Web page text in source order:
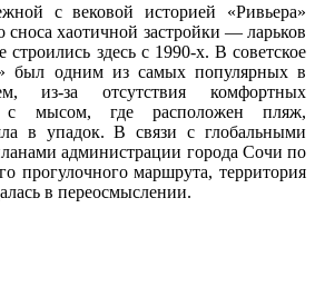
с вековой историей «Ривьера»
сноса хаотичной застройки — ларьков
здесь с 1990-х. В советское
был одним из самых популярных в
из-за отсутствия комфортных
с мысом, где расположен пляж,
в упадок. В связи с глобальными
администрации города Сочи по
прогулочного маршрута, территория
в переосмыслении.